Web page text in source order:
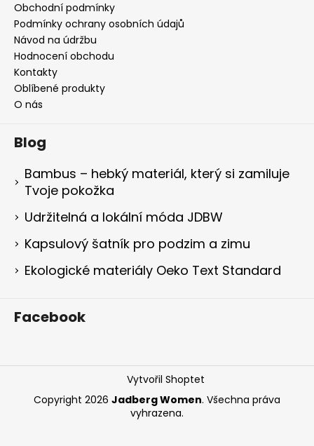
Obchodní podmínky
Podmínky ochrany osobních údajů
Návod na údržbu
Hodnocení obchodu
Kontakty
Oblíbené produkty
O nás
Blog
Bambus – hebký materiál, který si zamiluje
Tvoje pokožka
Udržitelná a lokální móda JDBW
Kapsulový šatník pro podzim a zimu
Ekologické materiály Oeko Text Standard
Facebook
Vytvořil Shoptet
Copyright 2026 Jadberg Women. Všechna práva
vyhrazena.